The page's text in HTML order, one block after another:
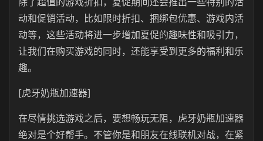
动和促销活动，比如限时折扣、捆绑包优惠、游戏内活
动等，这些活动将进一步增加夏促的趣味性和吸引力，
让我们在购买游戏的同时，还能享受到更多的福利和乐
趣。
[虎牙奶瓶加速器]
在尽情挑选游戏之后，要想畅玩无阻，虎牙奶瓶加速器
绝对是个好帮手。不管你是和朋友在线联机对战，在紧